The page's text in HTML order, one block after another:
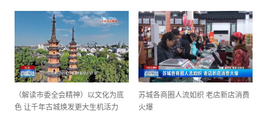
（解读市委全会精神）以文化为底
色 让千年古城焕发更大生机活力
苏城各商圈人流如织 老店新店消费
火爆